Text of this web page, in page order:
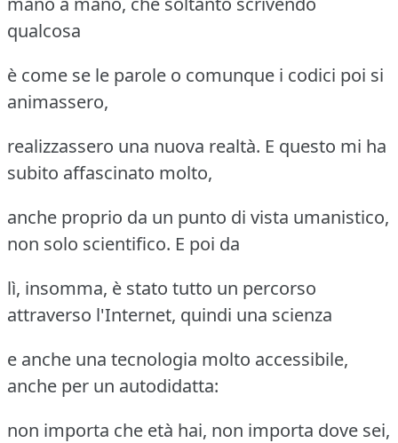
qualcosa
è come se le parole o comunque i codici poi si
animassero,
realizzassero una nuova realtà. E questo mi ha
subito affascinato molto,
anche proprio da un punto di vista umanistico,
non solo scientifico. E poi da
lì, insomma, è stato tutto un percorso
attraverso l'Internet, quindi una scienza
e anche una tecnologia molto accessibile,
anche per un autodidatta:
non importa che età hai, non importa dove sei,